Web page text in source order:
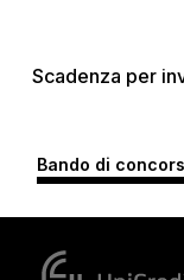
Scadenza per
Bando di